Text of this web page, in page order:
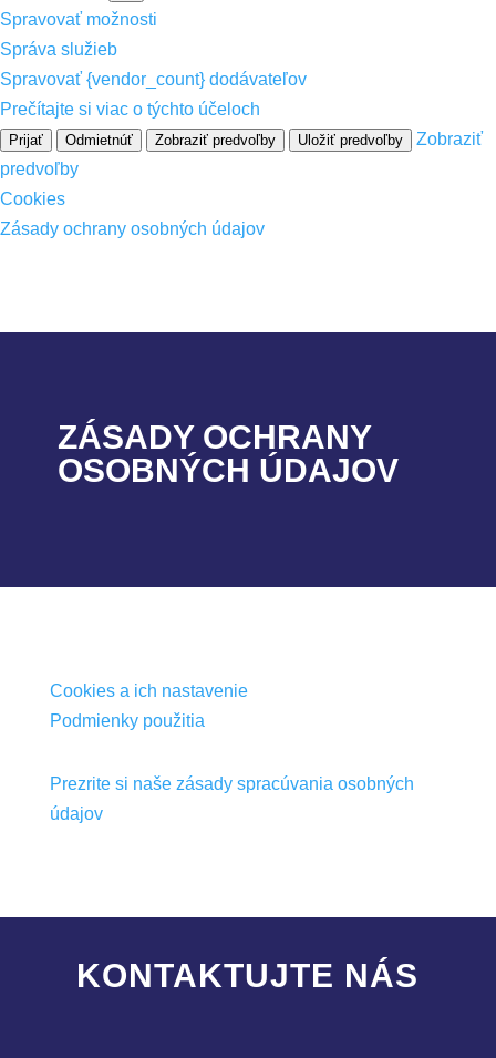
Spravovať možnosti
Správa služieb
Spravovať {vendor_count} dodávateľov
Prečítajte si viac o týchto účeloch
Prijať Odmietnúť Zobraziť predvoľby Uložiť predvoľby
Zobraziť
predvoľby
Cookies
Zásady ochrany osobných údajov
ZÁSADY OCHRANY
OSOBNÝCH ÚDAJOV
Cookies a ich nastavenie
Podmienky použitia
Prezrite si naše zásady spracúvania osobných
údajov
KONTAKTUJTE NÁS